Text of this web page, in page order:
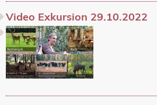
Video Exkursion 29.10.2022